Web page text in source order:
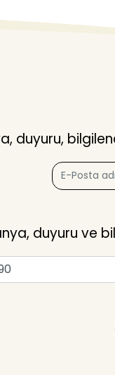
duyuru,
duyuru ve